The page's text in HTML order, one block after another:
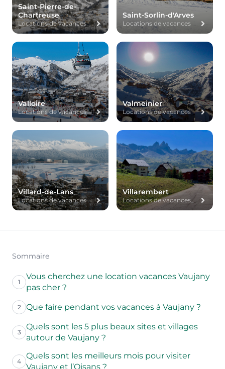
Saint-Pierre-de-
Chartreuse
Locations de vacances
Saint-Sorlin-d'Arves
Locations de vacances
Valloire
Locations de vacances
Valmeinier
Locations de vacances
Villard-de-Lans
Locations de vacances
Villarembert
Locations de vacances
Sommaire
1
Vous cherchez une location vacances Vaujany
pas cher ?
2 Que faire pendant vos vacances à Vaujany ?
3
Quels sont les 5 plus beaux sites et villages
autour de Vaujany ?
4
Quels sont les meilleurs mois pour visiter
Vaujany et l’Oisans ?